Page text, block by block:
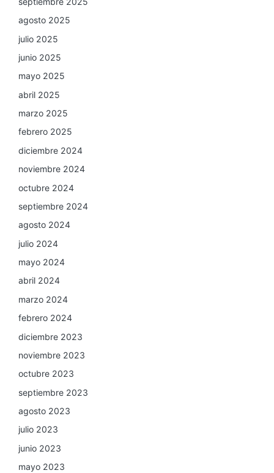
agosto 2025
julio 2025
junio 2025
mayo 2025
abril 2025
marzo 2025
febrero 2025
diciembre 2024
noviembre 2024
octubre 2024
septiembre 2024
agosto 2024
julio 2024
mayo 2024
abril 2024
marzo 2024
febrero 2024
diciembre 2023
noviembre 2023
octubre 2023
septiembre 2023
agosto 2023
julio 2023
junio 2023
mayo 2023